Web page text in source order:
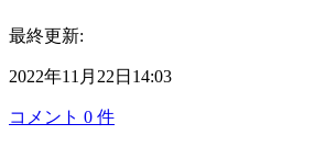
最終更新:
2022年11月22日14:03
コメント 0 件